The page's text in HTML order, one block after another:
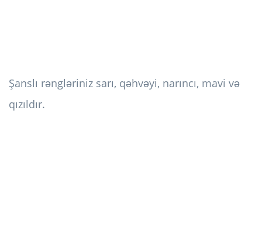
Şanslı rəngləriniz sarı, qəhvəyi, narıncı, mavi və
qızıldır.